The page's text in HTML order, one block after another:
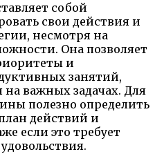
собой
свои действия и
несмотря на
Она позволяет
и
занятий,
на важных задачах. Для
полезно определить
действий и
если это требует